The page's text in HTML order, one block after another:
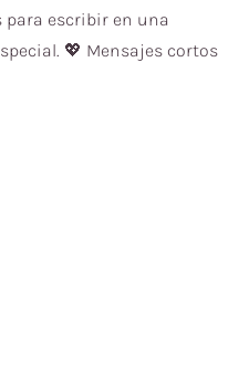
para escribir en una
💖 Mensajes cortos